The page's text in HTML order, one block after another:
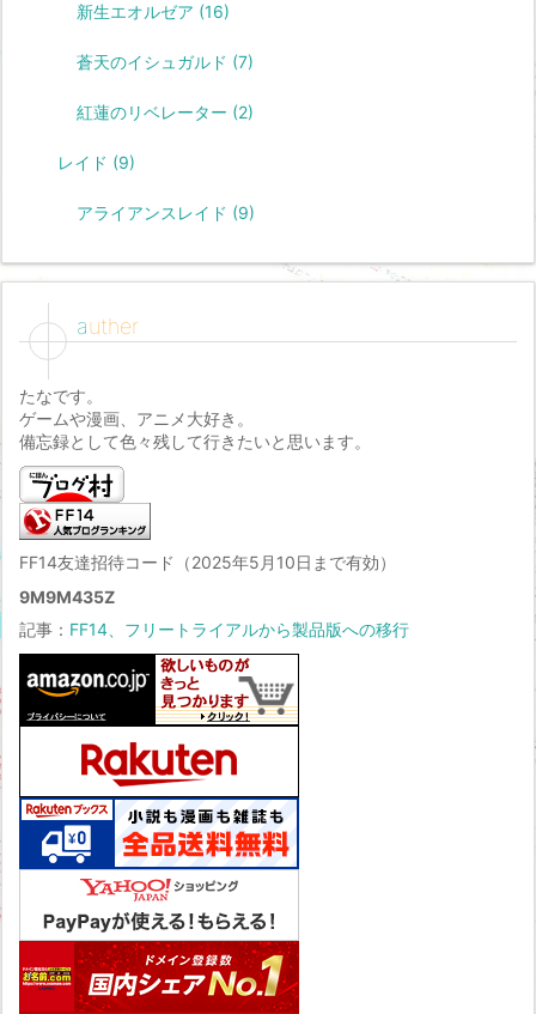
新生エオルゼア (16)
蒼天のイシュガルド (7)
紅蓮のリベレーター (2)
レイド (9)
アライアンスレイド (9)
auther
たなです。
ゲームや漫画、アニメ大好き。
備忘録として色々残して行きたいと思います。
FF14友達招待コード（2025年5月10日まで有効）
9M9M435Z
記事： FF14、フリートライアルから製品版への移行